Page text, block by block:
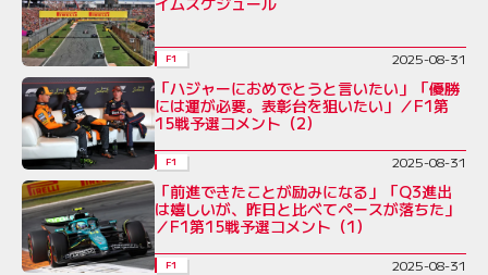
F1 2025-08-31
「ハジャーにおめでとうと言いたい」「優勝
には運が必要。表彰台を狙いたい」／F1第
15戦予選コメント（2）
F1 2025-08-31
「前進できたことが励みになる」「Q3進出
は嬉しいが、昨日と比べてペースが落ちた」
／F1第15戦予選コメント（1）
F1 2025-08-31